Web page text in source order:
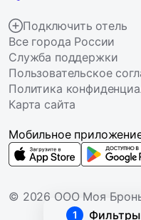
1 Фильтры
Подключить отель
Все города России
Служба поддержки
Пользовательское
Политика
Карта сайта
© 2026 ООО Моя
Мобильное